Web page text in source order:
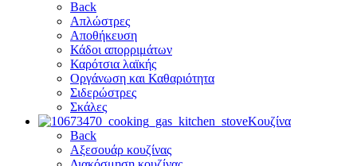
Back
Απλώστρες
Αποθήκευση
Κάδοι απορριμάτων
Καρότσια λαϊκής
Οργάνωση και Καθαριότητα
Σιδερώστρες
Σκάλες
Κουζίνα
Back
Αξεσουάρ κουζίνας